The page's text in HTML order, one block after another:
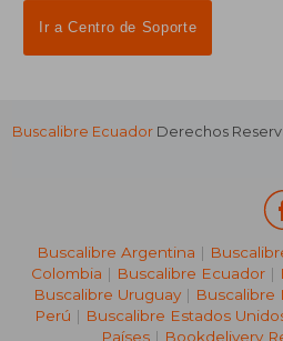
Ir a Centro de Soporte
Buscalibre Ecuador Derechos
Buscalibre Argentina |
Colombia | Buscalibre Ecuador |
Buscalibre Uruguay| Buscalibre
Perú | Buscalibre Estados
Países | Bookdelivery